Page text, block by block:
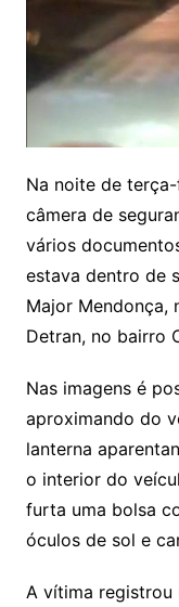
Na noite de
câmera de
vários
estava dentro de
Major Mendonça,
Detran, no bairro
Nas imagens é
aproximando do
lanterna
o interior do
furta uma bolsa
óculos de sol e
A vítima